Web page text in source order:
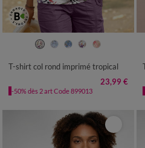
34/36 38/40 42/44 46/48
T-shirt col rond imprimé tropical
23,99 €
-50% dès 2 art Code 899013